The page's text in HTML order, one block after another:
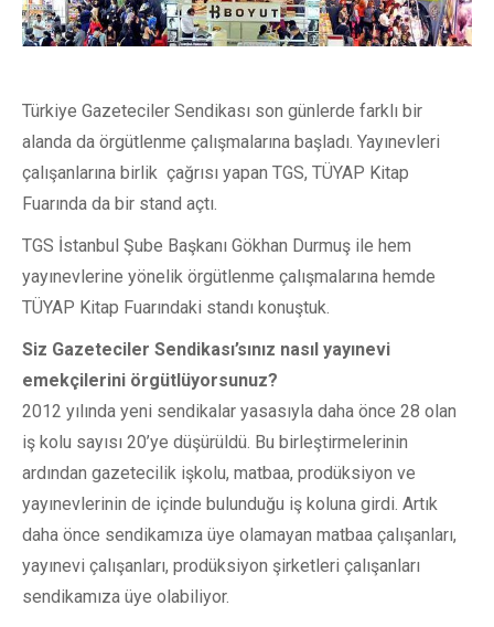
Türkiye Gazeteciler Sendikası son günlerde farklı bir
alanda da örgütlenme çalışmalarına başladı. Yayınevleri
çalışanlarına birlik çağrısı yapan TGS, TÜYAP Kitap
Fuarında da bir stand açtı.
TGS İstanbul Şube Başkanı Gökhan Durmuş ile hem
yayınevlerine yönelik örgütlenme çalışmalarına hemde
TÜYAP Kitap Fuarındaki standı konuştuk.
Siz Gazeteciler Sendikası’sınız nasıl yayınevi
emekçilerini örgütlüyorsunuz?
2012 yılında yeni sendikalar yasasıyla daha önce 28 olan
iş kolu sayısı 20’ye düşürüldü. Bu birleştirmelerinin
ardından gazetecilik işkolu, matbaa, prodüksiyon ve
yayınevlerinin de içinde bulunduğu iş koluna girdi. Artık
daha önce sendikamıza üye olamayan matbaa çalışanları,
yayınevi çalışanları, prodüksiyon şirketleri çalışanları
sendikamıza üye olabiliyor.